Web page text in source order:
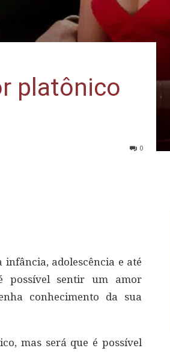
platônico
0
adolescência e até
possível sentir um amor
conhecimento da sua
mas será que é possível